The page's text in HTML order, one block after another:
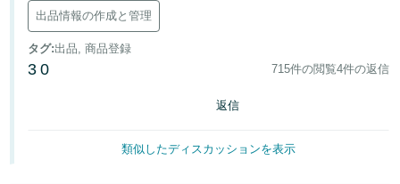
Español
- ES
Français
出品情報の作成と管理
タグ:出品, 商品登録
3 0 715件の閲覧4件の返信
返信
類似したディスカッションを表示